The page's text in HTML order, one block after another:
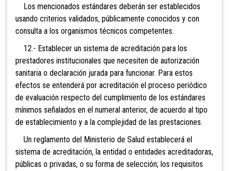
Los mencionados estándares deberán ser establecidos
usando criterios validados, públicamente conocidos y con
consulta a los organismos técnicos competentes.
12.- Establecer un sistema de acreditación para los
prestadores institucionales que necesiten de autorización
sanitaria o declaración jurada para funcionar. Para estos
efectos se entenderá por acreditación el proceso periódico
de evaluación respecto del cumplimiento de los estándares
mínimos señalados en el numeral anterior, de acuerdo al tipo
de establecimiento y a la complejidad de las prestaciones.
Un reglamento del Ministerio de Salud establecerá el
sistema de acreditación, la entidad o entidades acreditadoras,
públicas o privadas, o su forma de selección; los requisitos